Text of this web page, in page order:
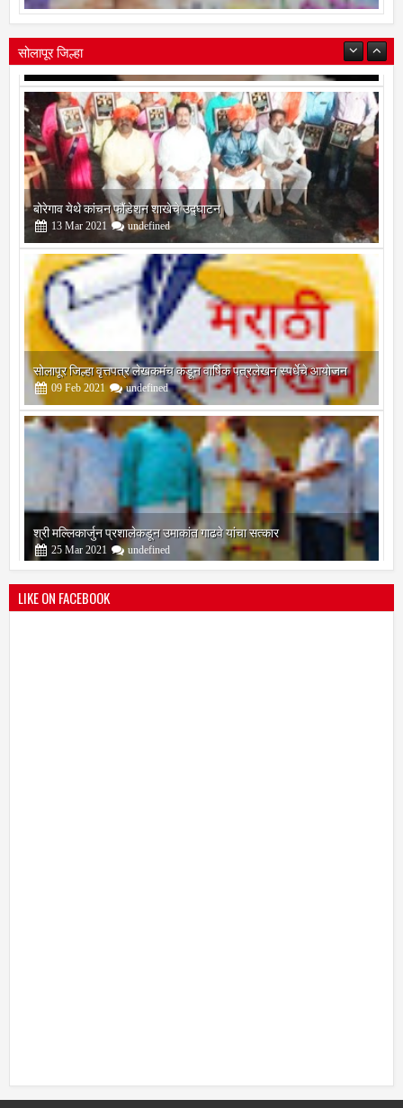
सोलापूर जिल्हा
बोरेगाव येथे कांचन फौंडेशन शाखेचे उद्घाटन
13 Mar 2021 undefined
सोलापूर जिल्हा वृत्तपत्र लेखकमंच कडून वार्षिक पत्रलेखन स्पर्धेचे आयोजन
09 Feb 2021 undefined
श्री मल्लिकार्जुन प्रशालेकडून उमाकांत गाढवे यांचा सत्कार
25 Mar 2021 undefined
LIKE ON FACEBOOK